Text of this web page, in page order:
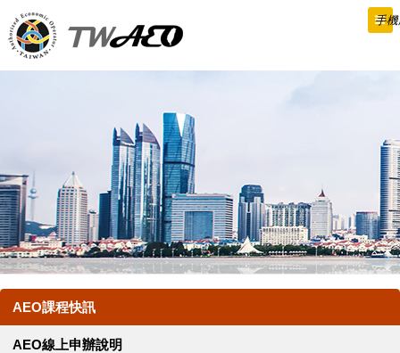
到
主
手
AEO課程快訊
AEO線上申辦說明